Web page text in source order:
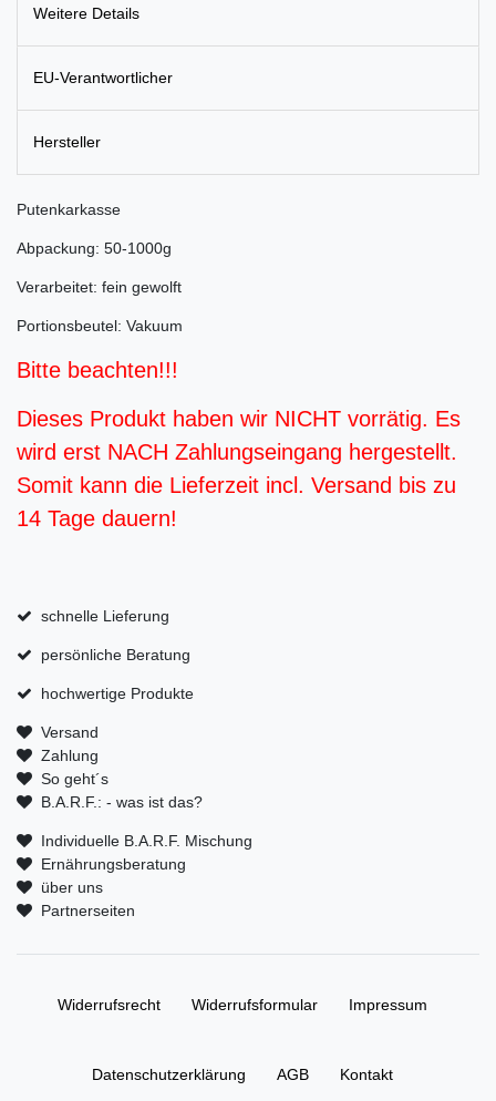
Weitere Details
EU-Verantwortlicher
Hersteller
Putenkarkasse
Abpackung: 50-1000g
Verarbeitet: fein gewolft
Portionsbeutel: Vakuum
Bitte beachten!!!
Dieses Produkt haben wir NICHT vorrätig. Es
wird erst NACH Zahlungseingang hergestellt.
Somit kann die Lieferzeit incl. Versand bis zu
14 Tage dauern!
schnelle Lieferung
persönliche Beratung
hochwertige Produkte
Versand
Zahlung
So geht´s
B.A.R.F.: - was ist das?
Individuelle B.A.R.F. Mischung
Ernährungsberatung
über uns
Partnerseiten
Widerrufs­recht Widerrufs­formular Impressum
Daten­schutz­erklärung AGB Kontakt